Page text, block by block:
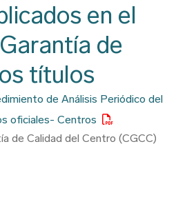
en el
de
títulos
de Análisis Periódico del
oficiales- Centros
de Calidad del Centro (CGCC)